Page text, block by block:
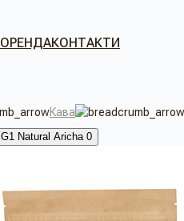
ОРЕНДАКОНТАКТИ
Кава